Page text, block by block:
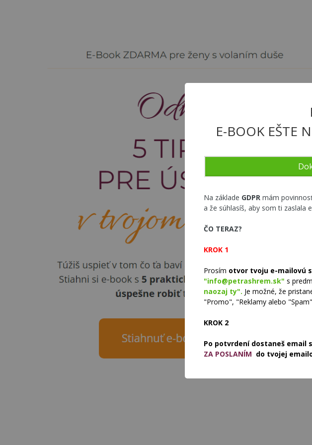
E-BOOK EŠTE
Na základe GDPR mám
a že súhlasíš, aby som ti zaslala
ČO TERAZ?
KROK 1
Prosím otvor tvoju e-mailovú
"info@petrashrem.sk" s
naozaj ty". Je možné, že
"Promo", "Reklamy alebo
KROK 2
Po potvrdení dostaneš email s
ZA POSLANÍM do tvojej